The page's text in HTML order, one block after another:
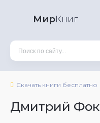
МирКниг
Скачать книги бесплатно
Дмитрий Фок